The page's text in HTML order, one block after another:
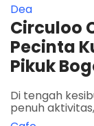
Dea
Circuloo
Pecinta
Pikuk
Di tengah
penuh